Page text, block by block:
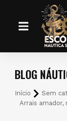
BLOG
Você está
Início
Sem
Arrais